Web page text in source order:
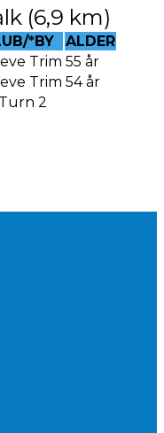
(6,9 km)
*BY
ALDER
Trim 55 år
Trim 54 år
2